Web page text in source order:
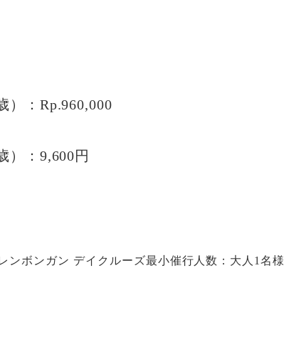
）：Rp.960,000
）：9,600円
ンボンガン デイクルーズ最小催行人数：大人1名様